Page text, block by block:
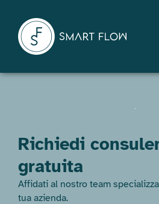
content
Richiedi
gratuita
Affidati al nostro team
tua azienda.